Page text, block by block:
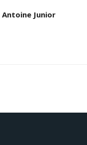
Antoine Junior